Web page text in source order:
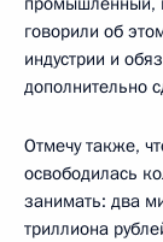
говорили об
индустрии и
дополнительно
Отмечу также,
освободилась
занимать: два
триллиона